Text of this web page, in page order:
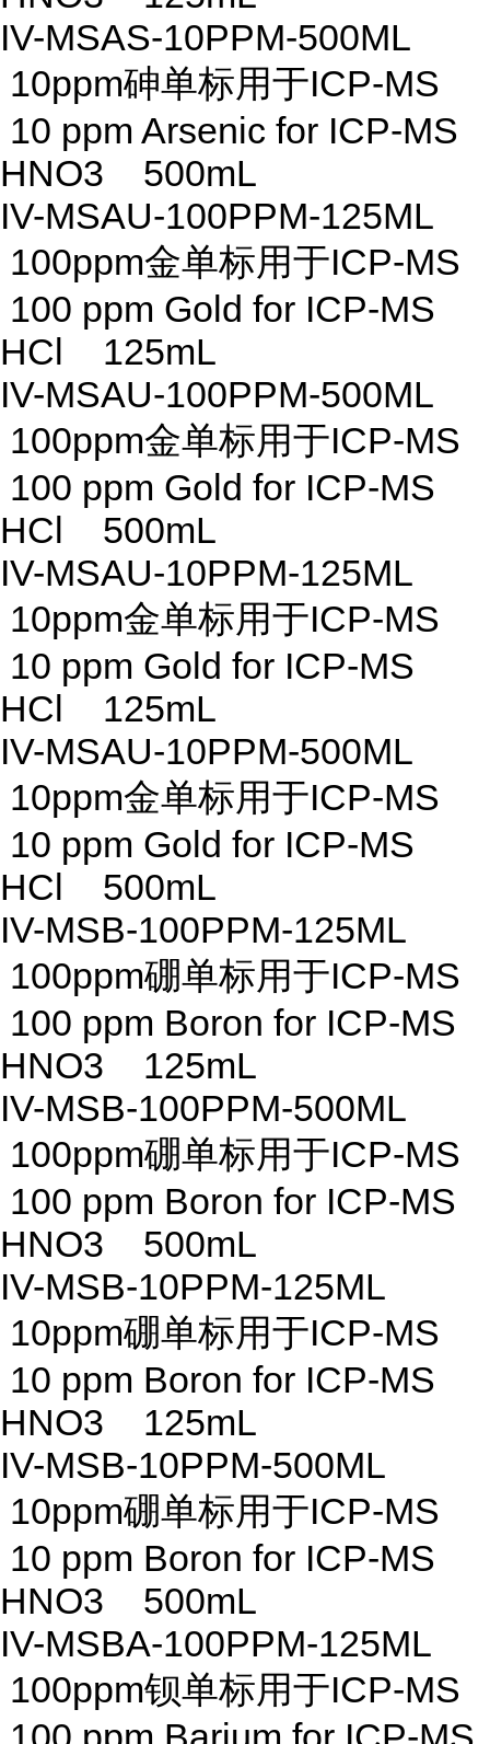
IV-MSAS-10PPM-500ML
10ppm砷单标用于ICP-MS
10 ppm Arsenic for ICP-MS
HNO3 500mL
IV-MSAU-100PPM-125ML
100ppm金单标用于ICP-MS
100 ppm Gold for ICP-MS
HCl 125mL
IV-MSAU-100PPM-500ML
100ppm金单标用于ICP-MS
100 ppm Gold for ICP-MS
HCl 500mL
IV-MSAU-10PPM-125ML
10ppm金单标用于ICP-MS
10 ppm Gold for ICP-MS
HCl 125mL
IV-MSAU-10PPM-500ML
10ppm金单标用于ICP-MS
10 ppm Gold for ICP-MS
HCl 500mL
IV-MSB-100PPM-125ML
100ppm硼单标用于ICP-MS
100 ppm Boron for ICP-MS
HNO3 125mL
IV-MSB-100PPM-500ML
100ppm硼单标用于ICP-MS
100 ppm Boron for ICP-MS
HNO3 500mL
IV-MSB-10PPM-125ML
10ppm硼单标用于ICP-MS
10 ppm Boron for ICP-MS
HNO3 125mL
IV-MSB-10PPM-500ML
10ppm硼单标用于ICP-MS
10 ppm Boron for ICP-MS
HNO3 500mL
IV-MSBA-100PPM-125ML
100ppm钡单标用于ICP-MS